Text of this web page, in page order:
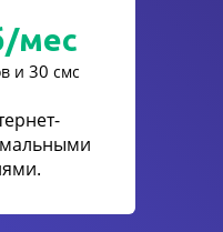
мес
и 30 смс